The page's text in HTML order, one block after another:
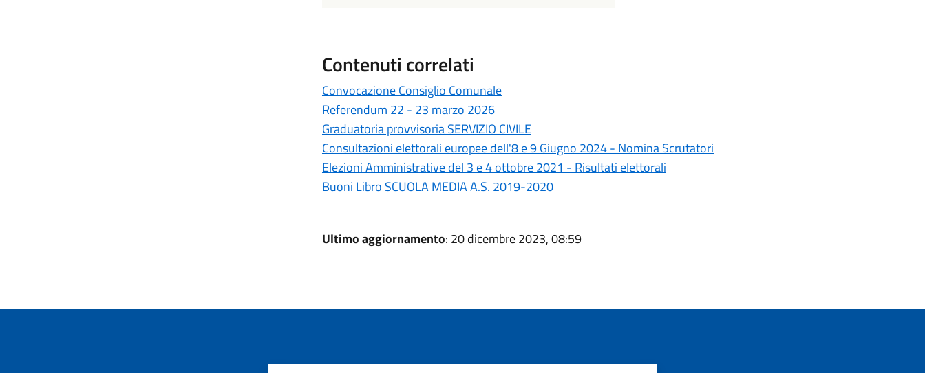
Contenuti correlati
Convocazione Consiglio Comunale
Referendum 22 - 23 marzo 2026
Graduatoria provvisoria SERVIZIO CIVILE
Consultazioni elettorali europee dell'8 e 9 Giugno 2024 - Nomina Scrutatori
Elezioni Amministrative del 3 e 4 ottobre 2021 - Risultati elettorali
Buoni Libro SCUOLA MEDIA A.S. 2019-2020
Ultimo aggiornamento: 20 dicembre 2023, 08:59